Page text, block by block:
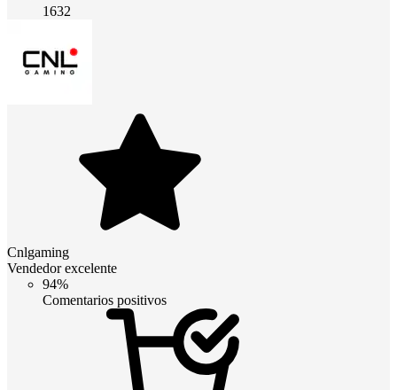
1632
Cnlgaming
Vendedor excelente
94%
Comentarios positivos